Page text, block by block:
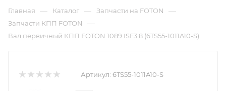
Главная — Каталог — Запчасти на FOTON —
Запчасти КПП FOTON —
Вал первичный КПП FOTON 1089 ISF3.8 (6TS55-1011A10-S)
Артикул: 6TS55-1011A10-S